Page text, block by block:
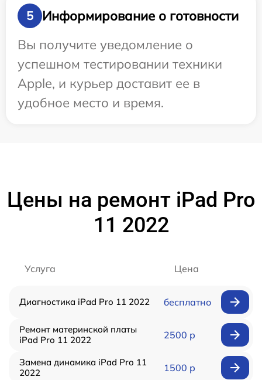
5
Информирование о готовности
Вы получите уведомление о
успешном тестировании техники
Apple, и курьер доставит ее в
удобное место и время.
Цены на ремонт iPad Pro
11 2022
Услуга Цена
Диагностика iPad Pro 11 2022 бесплатно
Ремонт материнской платы
iPad Pro 11 2022
2500 р
Замена динамика iPad Pro 11
2022
1500 р